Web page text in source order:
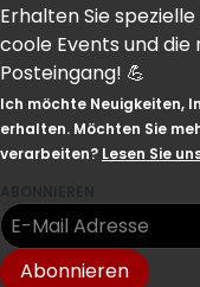
Erhalten Sie
coole Events und
Posteingang! 💪
Ich möchte Neuigkeiten,
erhalten. Möchten Sie
verarbeiten? Lesen Sie
Abonnieren